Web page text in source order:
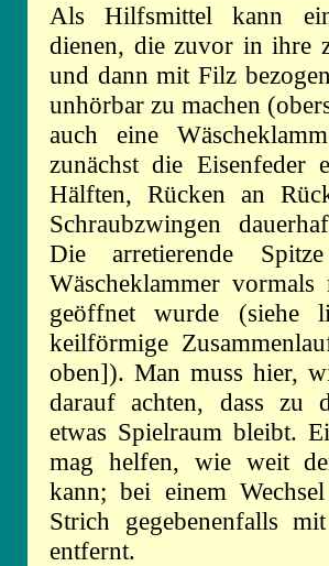
Als Hilfsmittel kann
dienen, die zuvor in ihre
und dann mit Filz
unhörbar zu machen
auch eine
zunächst die Eisenfeder
Hälften, Rücken an
Schraubzwingen
Die arretierende
Wäscheklammer
geöffnet wurde (siehe
keilförmige
oben]). Man muss hier,
darauf achten, dass zu
etwas Spielraum bleibt.
mag helfen, wie weit
kann; bei einem
Strich gegebenenfalls
entfernt.